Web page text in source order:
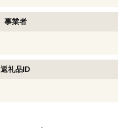
事業者
返礼品ID